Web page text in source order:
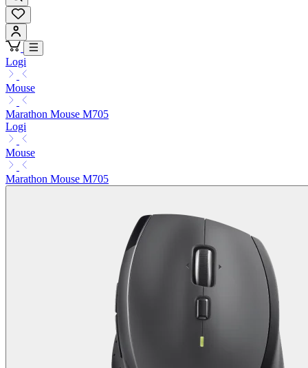
Logi
Mouse
Marathon Mouse M705
Logi
Mouse
Marathon Mouse M705